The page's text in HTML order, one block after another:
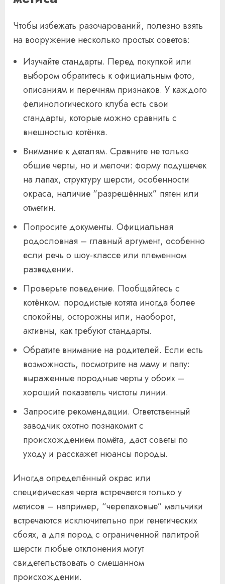
Чтобы избежать разочарований, полезно взять
на вооружение несколько простых советов:
Изучайте стандарты. Перед покупкой или
выбором обратитесь к официальным фото,
описаниям и перечням признаков. У каждого
фелинологического клуба есть свои
стандарты, которые можно сравнить с
внешностью котёнка.
Внимание к деталям. Сравните не только
общие черты, но и мелочи: форму подушечек
на лапах, структуру шерсти, особенности
окраса, наличие “разрешённых” пятен или
отметин.
Попросите документы. Официальная
родословная – главный аргумент, особенно
если речь о шоу-классе или племенном
разведении.
Проверьте поведение. Пообщайтесь с
котёнком: породистые котята иногда более
спокойны, осторожны или, наоборот,
активны, как требуют стандарты.
Обратите внимание на родителей. Если есть
возможность, посмотрите на маму и папу:
выраженные породные черты у обоих –
хороший показатель чистоты линии.
Запросите рекомендации. Ответственный
заводчик охотно познакомит с
происхождением помёта, даст советы по
уходу и расскажет нюансы породы.
Иногда определённый окрас или
специфическая черта встречается только у
метисов – например, “черепаховые” мальчики
встречаются исключительно при генетических
сбоях, а для пород с ограниченной палитрой
шерсти любые отклонения могут
свидетельствовать о смешанном
происхождении.